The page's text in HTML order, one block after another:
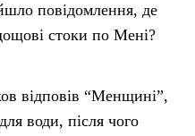
повідомлення, де
стоки по Мені?
відповів “Менщині”,
води, після чого